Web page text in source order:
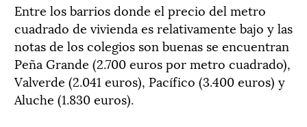
Entre los barrios donde el precio del metro
cuadrado de vivienda es relativamente bajo y las
notas de los colegios son buenas se encuentran
Peña Grande (2.700 euros por metro cuadrado),
Valverde (2.041 euros), Pacífico (3.400 euros) y
Aluche (1.830 euros).